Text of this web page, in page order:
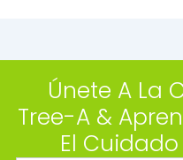
Únete A La
Tree-A &
El